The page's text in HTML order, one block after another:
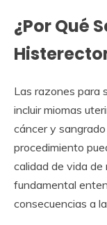
¿Por Qué
Las razones para
incluir miomas
cáncer y
procedimiento
calidad de vida de
fundamental
consecuencias a